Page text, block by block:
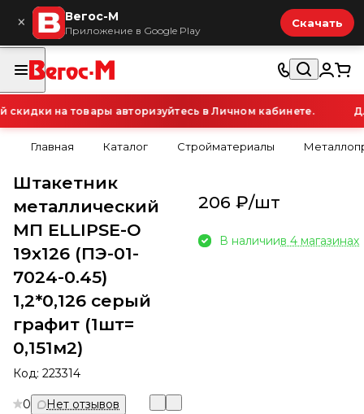
× Вегос-М
Приложение в Google Play
Скачать
на товары авторизуйтесь в Личном кабинете.
Главная Каталог Стройматериалы
Штакетник
металлический
МП ELLIPSE-О
19х126 (ПЭ-01-
7024-0.45)
1,2*0,126 серый
графит (1шт=
0,151м2)
Код: 223314
0 Нет отзывов
206 ₽/шт
В наличиив 4 магазинах